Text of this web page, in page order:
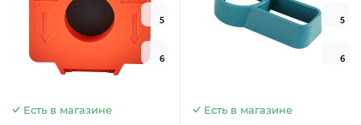
5
6
Есть в магазине
5
6
Есть в магазине